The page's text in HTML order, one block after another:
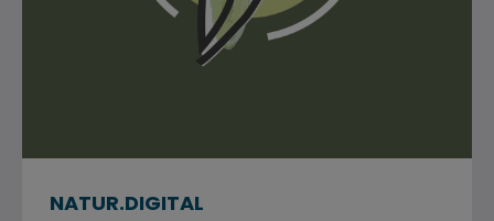
NATUR.DIGITAL